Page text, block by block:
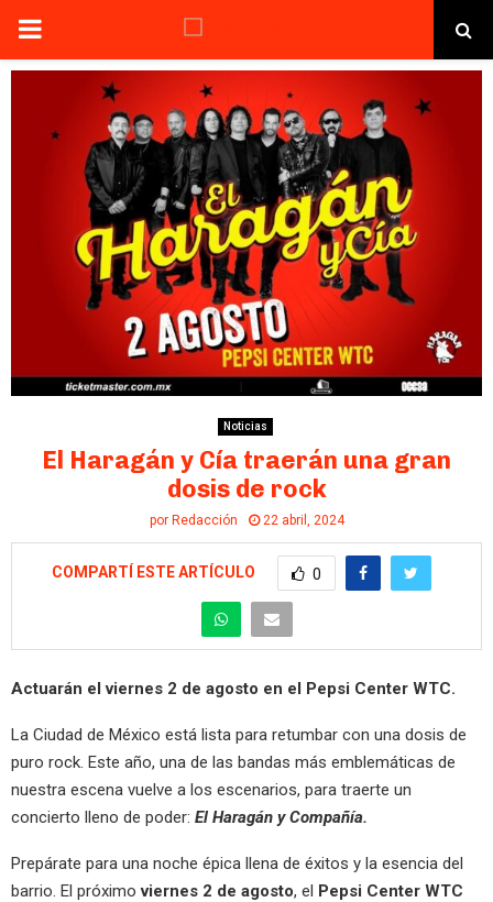
PRIMARY
Noticias
El Haragán y Cía traerán una gran
dosis de rock
por Redacción 22 abril, 2024
COMPARTÍ ESTE ARTÍCULO 0
Actuarán el viernes 2 de agosto en el Pepsi Center WTC.
La Ciudad de México está lista para retumbar con una dosis de
puro rock. Este año, una de las bandas más emblemáticas de
nuestra escena vuelve a los escenarios, para traerte un
concierto lleno de poder: El Haragán y Compañía.
Prepárate para una noche épica llena de éxitos y la esencia del
barrio. El próximoviernes 2 de agosto, el Pepsi Center WTC